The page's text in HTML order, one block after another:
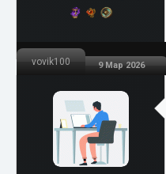
vovik100 9 Мар 2026